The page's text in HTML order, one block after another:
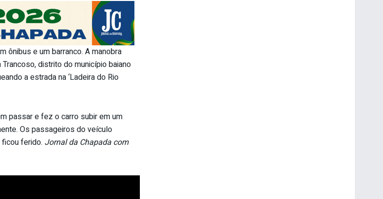
ônibus e um barranco. A manobra
distrito do município baiano
a estrada na ‘Ladeira do Rio
passar e fez o carro subir em um
Os passageiros do veículo
ferido. Jornal da Chapada com